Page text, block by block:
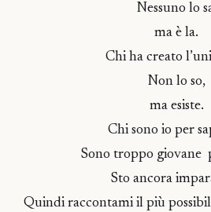
Nessuno lo
ma è la.
Chi ha creato
Non lo so,
ma esiste.
Chi sono io per
Sono troppo giovane
Sto ancora
Quindi raccontami il più